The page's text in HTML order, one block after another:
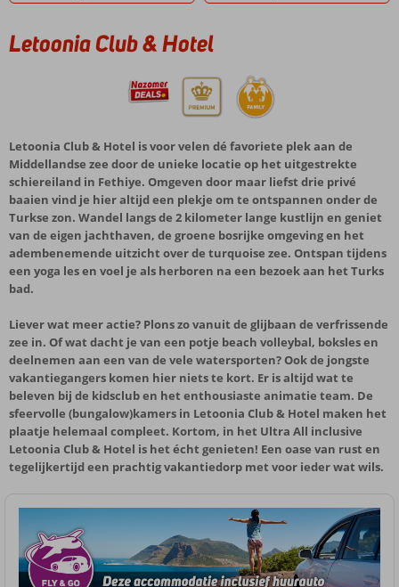
Letoonia Club & Hotel
Letoonia Club & Hotel is voor velen dé favoriete plek aan de
Middellandse zee door de unieke locatie op het uitgestrekte
schiereiland in Fethiye. Omgeven door maar liefst drie privé
baaien vind je hier altijd een plekje om te ontspannen onder de
Turkse zon. Wandel langs de 2 kilometer lange kustlijn en geniet
van de eigen jachthaven, de groene bosrijke omgeving en het
adembenemende uitzicht over de turquoise zee. Ontspan tijdens
een yoga les en voel je als herboren na een bezoek aan het Turks
bad.
Liever wat meer actie? Plons zo vanuit de glijbaan de verfrissende
zee in. Of wat dacht je van een potje beach volleybal, boksles en
deelnemen aan een van de vele watersporten? Ook de jongste
vakantiegangers komen hier niets te kort. Er is altijd wat te
beleven bij de kidsclub en het enthousiaste animatie team. De
sfeervolle (bungalow)kamers in Letoonia Club & Hotel maken het
plaatje helemaal compleet. Kortom, in het Ultra All inclusive
Letoonia Club & Hotel is het écht genieten! Een oase van rust en
tegelijkertijd een prachtig vakantiedorp met voor ieder wat wils.